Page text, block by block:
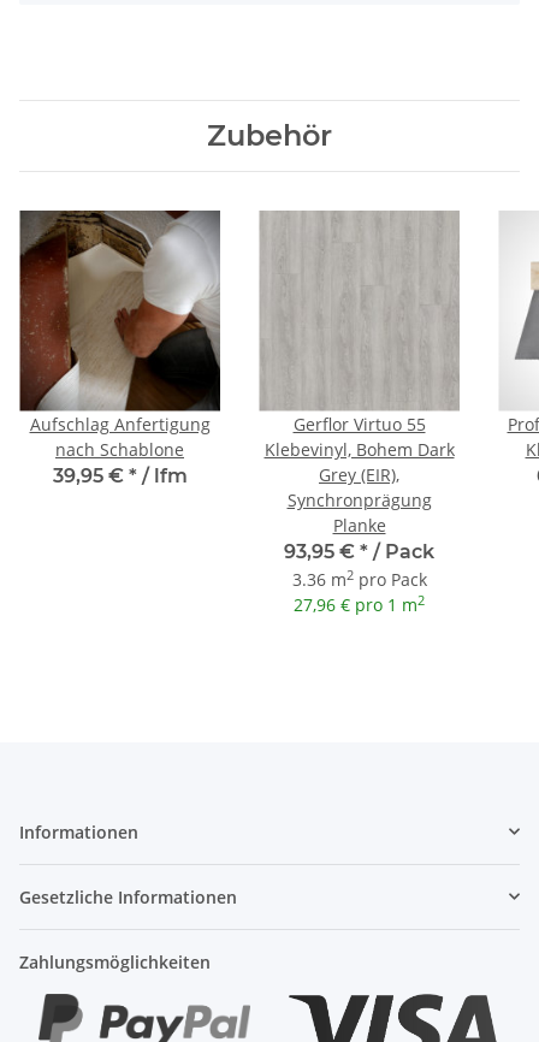
Zubehör
Aufschlag Anfertigung
nach Schablone
39,95 € */ lfm
Gerflor Virtuo 55
Klebevinyl, Bohem Dark
Grey (EIR),
Synchronprägung
Planke
93,95 € * / Pack
3.36 m2pro Pack
27,96 € pro 1 m2
Informationen
Gesetzliche Informationen
Zahlungsmöglichkeiten